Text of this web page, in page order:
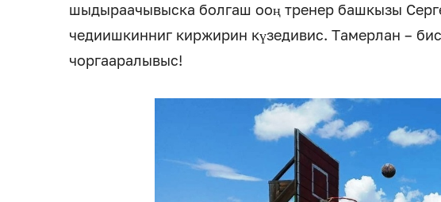
шыдыраачывыска болгаш ооң тренер башкызы
чедиишкинниг киржирин күзедивис. Тамерлан –
чоргааралывыс!